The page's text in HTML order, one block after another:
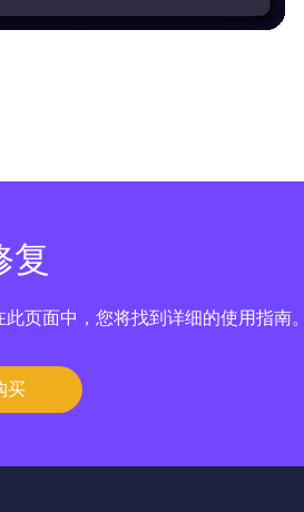
复
页面中，您将找到详细的使用指南。
买